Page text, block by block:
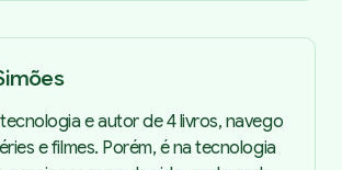
e autor de 4 livros, navego
e filmes. Porém, é na tecnologia